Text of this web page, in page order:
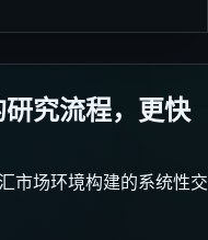
究流程，更快
市场环境构建的系统性交